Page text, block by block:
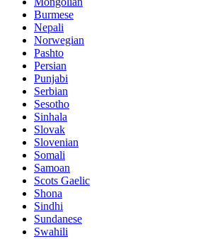
Burmese
Nepali
Norwegian
Pashto
Persian
Punjabi
Serbian
Sesotho
Sinhala
Slovak
Slovenian
Somali
Samoan
Scots Gaelic
Shona
Sindhi
Sundanese
Swahili